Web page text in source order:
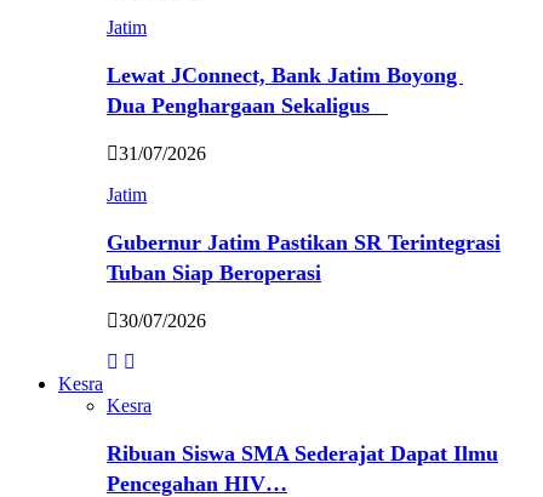
Jatim
Lewat JConnect, Bank Jatim Boyong
Dua Penghargaan Sekaligus
31/07/2026
Jatim
Gubernur Jatim Pastikan SR Terintegrasi
Tuban Siap Beroperasi
30/07/2026
Kesra
Kesra
Ribuan Siswa SMA Sederajat Dapat Ilmu
Pencegahan HIV…